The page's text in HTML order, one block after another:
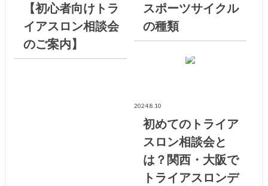
【初心者向けトラ
イアスロン相談会
のご案内】
スポーツサイクル
の種類
2024.8.10
初めてのトライア
スロン相談会と
は？関西・大阪で
トライアスロンデ